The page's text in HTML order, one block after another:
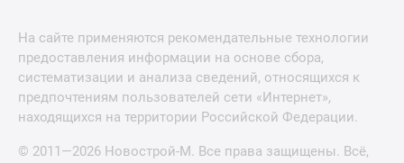
На сайте применяются рекомендательные технологии
предоставления информации на основе сбора,
систематизации и анализа сведений, относящихся к
предпочтениям пользователей сети «Интернет»,
находящихся на территории Российской Федерации.
© 2011—2026 Новострой-М. Все права защищены. Всё,